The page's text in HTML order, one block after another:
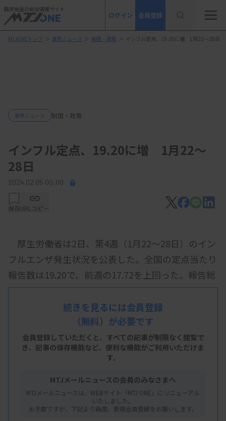
臨床検査の総合情報サイト
ログイン 会員登録
MTJONEトップ ＞ 業界ニュース ＞ 制度・政策 ＞ インフル定点、19.20に増 1月22～28日
業界ニュース 制度・政策
インフル定点、19.20に増 1月22～
28日
2024.02.05 00:00
保存URLコピー
厚生労働省は2日、第4週（1月22～28日）のイン
フルエンザ発生状況を公表した。全国の定点当たり
報告数は19.20で、前週の17.72を上回った。報告総
数は9万4694人で、前週よりも約7000人増えた。
都道府県別の定点当たり報告数を見ると、最多は
福岡の34.89。次いで、沖縄31.83、宮崎29.86とな
週の13.44から拡大した。
続きを見るには会員登録
（無料）が必要です
会員登録していただくと、すべての記事が制限なく閲覧で
き、 記事の保存機能など、便利な機能がご利用いただけま
す。
MTJメールニュースの会員のみなさまへ
MTJメールニュースは、WEBサイト「MTJ ONE」にリニューアル
いたしました。
お手数ですが、下記より再度、新規会員登録をお願いします。